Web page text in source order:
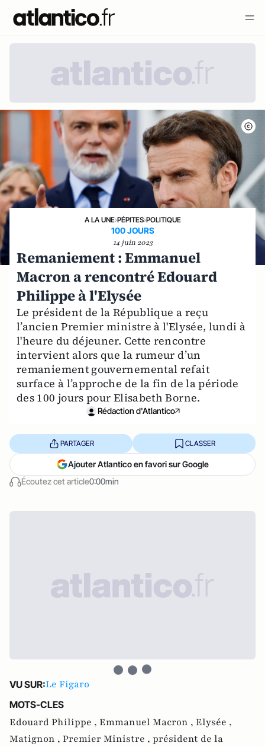
A LA UNE›PÉPITES›POLITIQUE
100 JOURS
14 juin 2023
Remaniement : Emmanuel
Macron a rencontré Edouard
Philippe à l'Elysée
Le président de la République a reçu
l’ancien Premier ministre à l'Elysée, lundi à
l'heure du déjeuner. Cette rencontre
intervient alors que la rumeur d’un
remaniement gouvernemental refait
surface à l’approche de la fin de la période
des 100 jours pour Elisabeth Borne.
Rédaction d'Atlantico
Écoutez cet article0:00min
PARTAGER CLASSER
Ajouter Atlantico en favori sur Google
VU SUR:Le Figaro
MOTS-CLES
Edouard Philippe , Emmanuel Macron , Elysée ,
Matignon , Premier Ministre , président de la